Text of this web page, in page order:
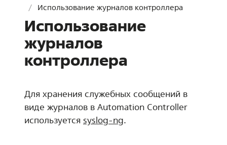
Использование журналов контроллера
Использование
журналов
контроллера
Для хранения служебных сообщений в
виде журналов в Automation Controller
используется syslog-ng